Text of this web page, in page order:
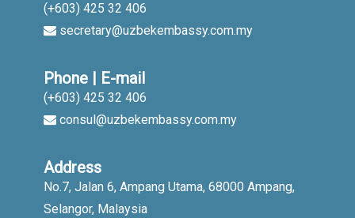
(+603) 425 32 406
secretary@uzbekembassy.com.my
Phone | E-mail
(+603) 425 32 406
consul@uzbekembassy.com.my
Address
No.7, Jalan 6, Ampang Utama, 68000 Ampang,
Selangor, Malaysia